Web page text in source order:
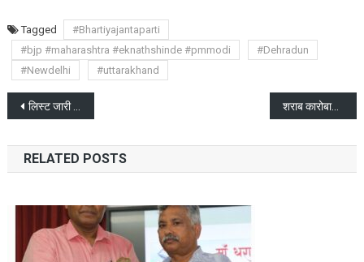
Tagged
#Bhartiyajantaparti
#bjp #maharashtra #eknathshinde #pmmodi
#Dehradun
#Newdelhi
#uttarakhand
Post
navigation
लिस्ट जारी : भाजपा ने उत्तराखंड से तीन लोकसभा सीटों पर रिपीट करें प्रत्याशी शराब कारोबारी स्व० पोंटी चड्डा के 400 करोड़ के फार्म हाउस पर चला बुलडोजर
RELATED POSTS